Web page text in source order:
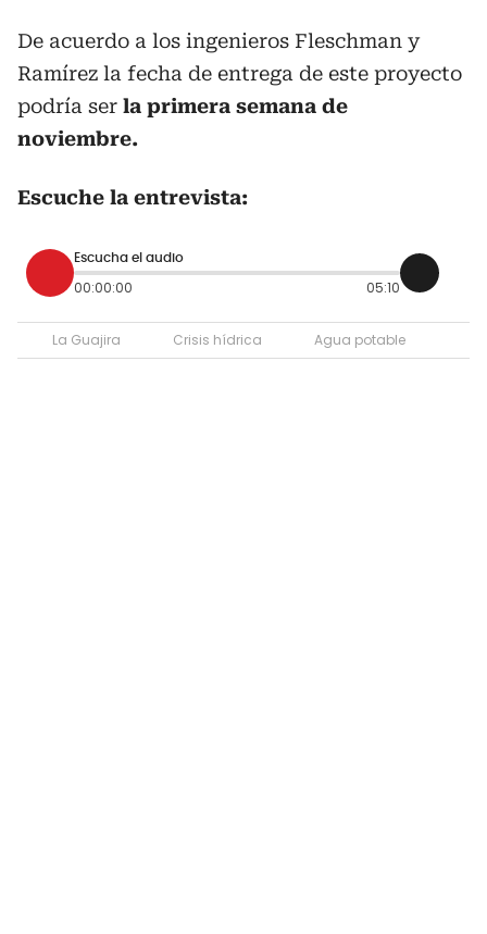
De acuerdo a los ingenieros Fleschman y
Ramírez la fecha de entrega de este proyecto
podría ser la primera semana de
noviembre.
Escuche la entrevista:
Escucha el audio
00:00:00 05:10
La Guajira Crisis hídrica Agua potable